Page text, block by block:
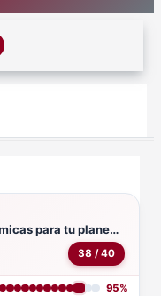
Ideas útiles, fáciles y económicas para tu planeador o cuaderno
38 / 40
95%